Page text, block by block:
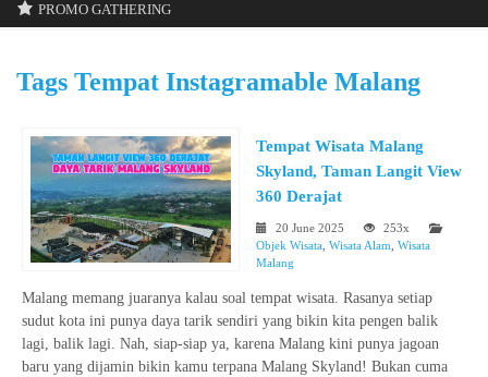
PROMO GATHERING
Tags Tempat Instagramable Malang
Tempat Wisata Malang
Skyland, Taman Langit View
360 Derajat
20 June 2025
253x
Objek Wisata Wisata Alam Wisata
Malang
Malang memang juaranya kalau soal tempat wisata. Rasanya setiap
sudut kota ini punya daya tarik sendiri yang bikin kita pengen balik
lagi, balik lagi. Nah, siap-siap ya, karena Malang kini punya jagoan
baru yang dijamin bikin kamu terpana Malang Skyland! Bukan cuma